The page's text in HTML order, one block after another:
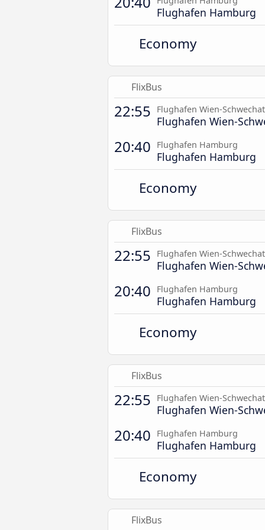
Flughafen Hamburg
Economy
FlixBus
22:55 Flughafen Wien-Schwechat
Flughafen Wien-
20:40 Flughafen Hamburg
Flughafen Hamburg
Economy
FlixBus
22:55 Flughafen Wien-Schwechat
Flughafen Wien-
20:40 Flughafen Hamburg
Flughafen Hamburg
Economy
FlixBus
22:55 Flughafen Wien-Schwechat
Flughafen Wien-
20:40 Flughafen Hamburg
Flughafen Hamburg
Economy
FlixBus